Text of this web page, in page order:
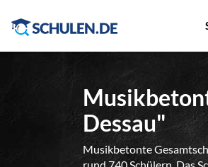
Dessau"
Musikbetonte